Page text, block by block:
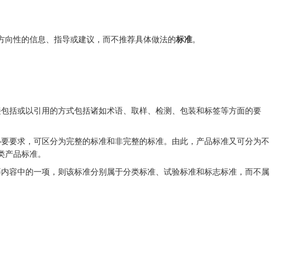
向性的信息、指导或建议，而不推荐具体做法的标准。
括或以引用的方式包括诸如术语、取样、检测、包装和标签等方面的要
要求，可区分为完整的标准和非完整的标准。由此，产品标准又可分为不
品标准。
容中的一项，则该标准分别属于分类标准、试验标准和标志标准，而不属